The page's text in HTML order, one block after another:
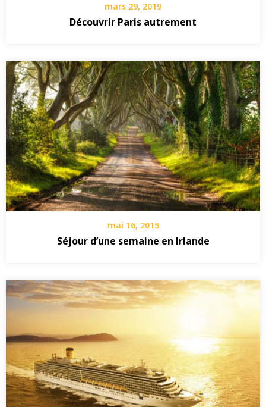
mars 29, 2019
Découvrir Paris autrement
mai 16, 2015
Séjour d’une semaine en Irlande